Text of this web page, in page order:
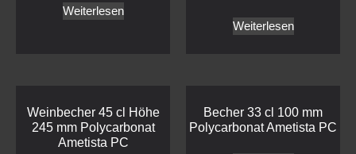
Weiterlesen
Weiterlesen
Weinbecher 45 cl Höhe
245 mm Polycarbonat
Ametista PC
Becher 33 cl 100 mm
Polycarbonat Ametista PC